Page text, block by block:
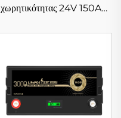
χωρητικότητας 24V 150Ah
Ενέργειας για Σπίτι,
Σιδήρου Φωσφορικού για
Οχήματα RV, Σκάφη,
Αυτόνομα Συστήματα και
Ηλιακά Συστήματα